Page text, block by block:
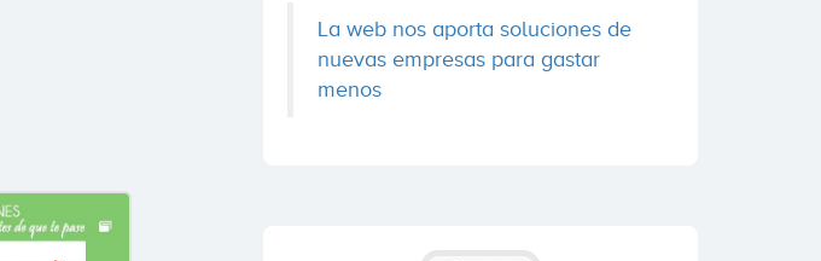
La web nos aporta soluciones de
nuevas empresas para gastar
menos